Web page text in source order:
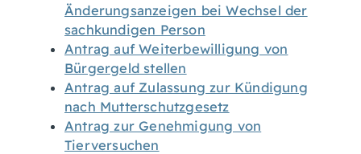
Änderungsanzeigen bei Wechsel der
sachkundigen Person
Antrag auf Weiterbewilligung von
Bürgergeld stellen
Antrag auf Zulassung zur Kündigung
nach Mutterschutzgesetz
Antrag zur Genehmigung von
Tierversuchen